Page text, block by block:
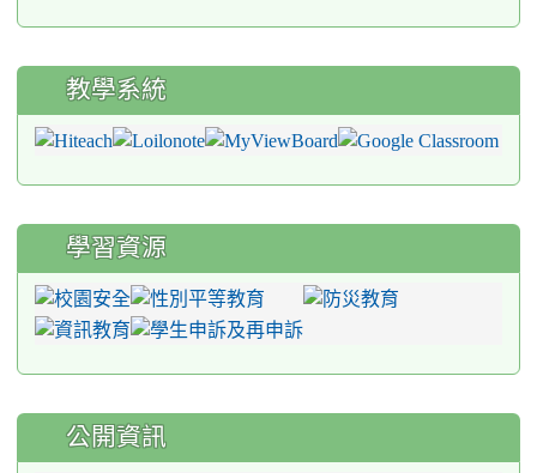
教學系統
學習資源
公開資訊